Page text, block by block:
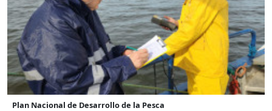
Plan Nacional de Desarrollo de la Pesca